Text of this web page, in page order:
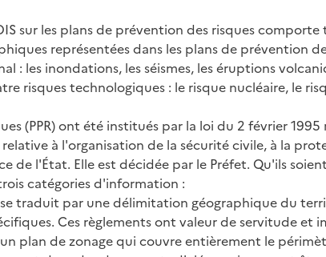
sur les plans de prévention des risques
représentées dans les plans de prévention
: les inondations, les séismes, les éruptions
risques technologiques : le risque nucléaire, le
(PPR) ont été institués par la loi du 2 février
à l'organisation de la sécurité civile, à la
de l'État. Elle est décidée par le Préfet. Qu'ils
catégories d'information :
traduit par une délimitation géographique du
Ces règlements ont valeur de servitude
un plan de zonage qui couvre entièrement le